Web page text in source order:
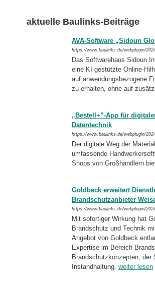
aktuelle Baulinks-Beiträge
AVA-Software „Sidoun
https://www.baulinks.de/webplugin/
Das Softwarehaus Sidoun
eine KI-gestützte Online-
auf anwendungsbezogene
zu erhalten, ohne auf
„Bestell+”-App für
Datentechnik
https://www.baulinks.de/webplugin/
Der digitale Weg der
umfassende
Shops von Großhändlern
Goldbeck erweitert
Brandschutzanbieter
https://www.baulinks.de/webplugin/
Mit sofortiger Wirkung hat
Brandschutz und Technik
Angebot von Goldbeck
Expertise im Bereich
Brandschutzkonzepten, der
Instandhaltung. weiter lesen